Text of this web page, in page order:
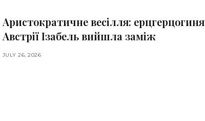
Аристократичне весілля: ерцгерцогиня
Австрії Ізабель вийшла заміж
JULY 26, 2026